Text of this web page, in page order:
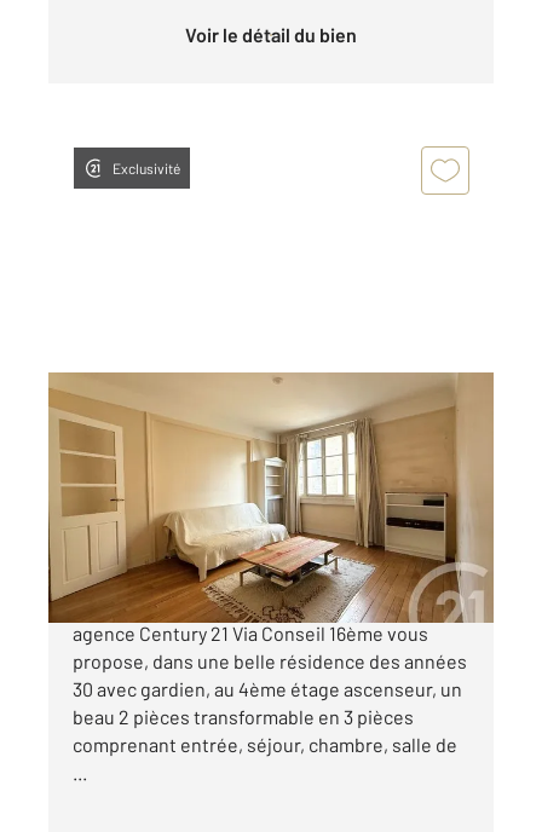
Voir le détail du bien
Exclusivité
PARIS 75016
64,17 m
, 3 pièces
Ref : 10647
Appartement F2 à vendre
546 000 €
BOILEAU - FACE HAMEAU BOILEAU. Votre
agence Century 21 Via Conseil 16ème vous
propose, dans une belle résidence des années
30 avec gardien, au 4ème étage ascenseur, un
beau 2 pièces transformable en 3 pièces
comprenant entrée, séjour, chambre, salle de
...